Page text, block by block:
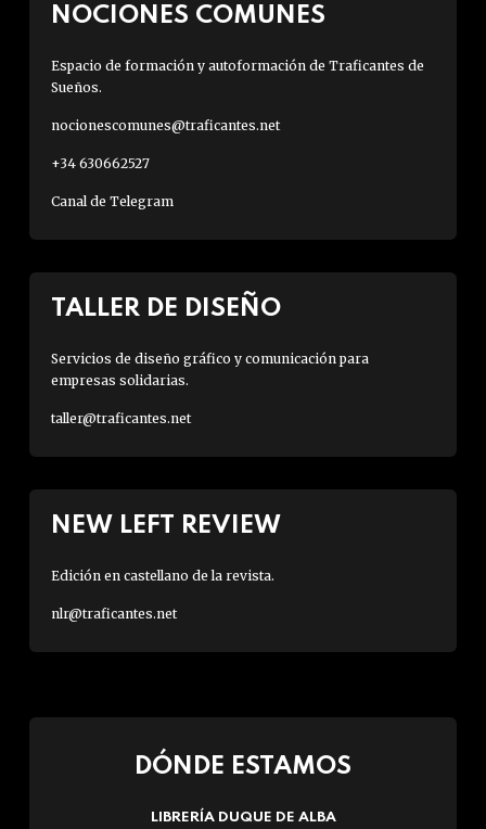
NOCIONES COMUNES
Espacio de formación y autoformación de Traficantes de
Sueños.
nocionescomunes@traficantes.net
+34 630662527
Canal de Telegram
TALLER DE DISEÑO
Servicios de diseño gráfico y comunicación para
empresas solidarias.
taller@traficantes.net
NEW LEFT REVIEW
Edición en castellano de la revista.
nlr@traficantes.net
DÓNDE ESTAMOS
LIBRERÍA DUQUE DE ALBA